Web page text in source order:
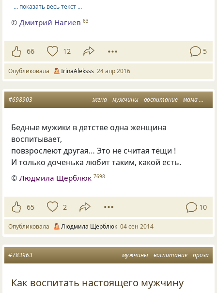
… показать весь текст …
©Дмитрий Нагиев 63
66 12 5
Опубликовала IrinaAleksss 24 апр 2016
жена мужчины воспитание мама
#698903
Бедные мужики в детстве одна женщина
воспитывает,
повзрослеют другая… Это не считая тёщи !
И только доченька любит таким, какой есть.
©Людмила Щерблюк 7698
65 2 10
Опубликовала Людмила Щерблюк 04 сен 2014
мужчины воспитание проза
#783963
Как воспитать настоящего мужчину